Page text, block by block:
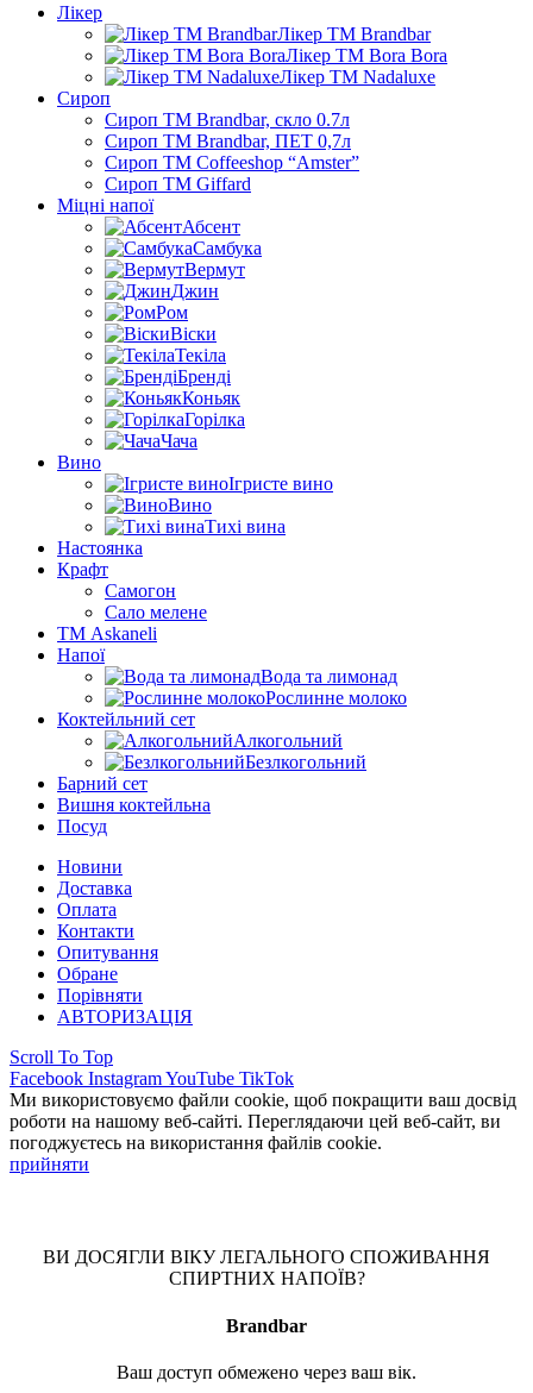
Лікер
Лікер ТМ Brandbar
Лікер ТМ Bora Bora
Лікер ТМ Nadaluxe
Сироп
Сироп TM Brandbar, скло 0.7л
Сироп TM Brandbar, ПЕТ 0,7л
Сироп TM Coffeeshop “Amster”
Сироп TM Giffard
Міцні напої
Абсент
Самбука
Вермут
Джин
Ром
Віски
Текіла
Бренді
Коньяк
Горілка
Чача
Вино
Ігристе вино
Вино
Тихі вина
Настоянка
Крафт
Самогон
Сало мелене
ТМ Askaneli
Напої
Вода та лимонад
Рослинне молоко
Коктейльний сет
Алкогольний
Безлкогольний
Барний сет
Вишня коктейльна
Посуд
Новини
Доставка
Оплата
Контакти
Опитування
Обране
Порівняти
АВТОРИЗАЦІЯ
Scroll To Top
Facebook InstagramYouTube TikTok
Ми використовуємо файли cookie, щоб покращити ваш досвід
роботи на нашому веб-сайті. Переглядаючи цей веб-сайт, ви
погоджуєтесь на використання файлів cookie.
прийняти
ВИ ДОСЯГЛИ ВІКУ ЛЕГАЛЬНОГО СПОЖИВАННЯ
СПИРТНИХ НАПОЇВ?
Brandbar
Ваш доступ обмежено через ваш вік.